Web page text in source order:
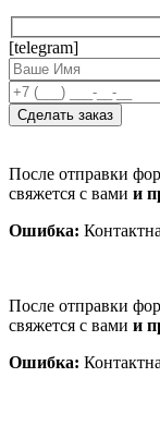
[telegram]
После отправки
свяжется с вами и
Ошибка:
После отправки
свяжется с вами и
Ошибка: